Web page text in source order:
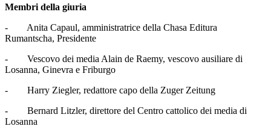
Membri della giuria
- Anita Capaul, amministratrice della Chasa Editura
Rumantscha, Presidente
- Vescovo dei media Alain de Raemy, vescovo ausiliare di
Losanna, Ginevra e Friburgo
- Harry Ziegler, redattore capo della Zuger Zeitung
- Bernard Litzler, direttore del Centro cattolico dei media di
Losanna